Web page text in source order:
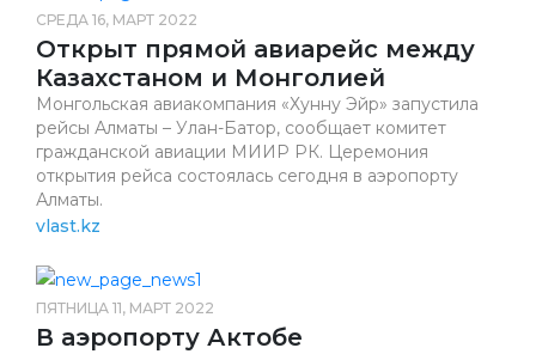
СРЕДА 16, МАРТ 2022
Открыт прямой авиарейс между
Казахстаном и Монголией
Монгольская авиакомпания «Хунну Эйр» запустила
рейсы Алматы – Улан-Батор, сообщает комитет
гражданской авиации МИИР РК. Церемония
открытия рейса состоялась сегодня в аэропорту
Алматы.
vlast.kz
ПЯТНИЦА 11, МАРТ 2022
В аэропорту Актобе